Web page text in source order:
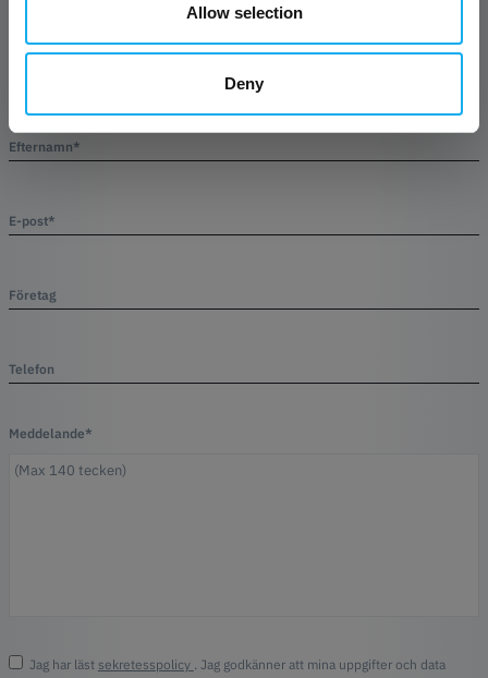
Allow selection
Deny
Efternamn*
E-post*
Företag
Telefon
Meddelande*
Jag har läst sekretesspolicy . Jag godkänner att mina uppgifter och data